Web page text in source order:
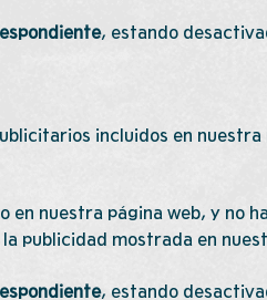
, estando
incluidos en
en nuestra página web, y no
publicidad mostrada en
, estando